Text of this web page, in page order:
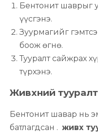
Бентонит шаврыг
үүсгэнэ.
Зуурмагийг
боож өгнө.
Тууралт сайжрах
түрхэнэ.
Живхний
Бентонит шавар нь
батлагдсан . живх